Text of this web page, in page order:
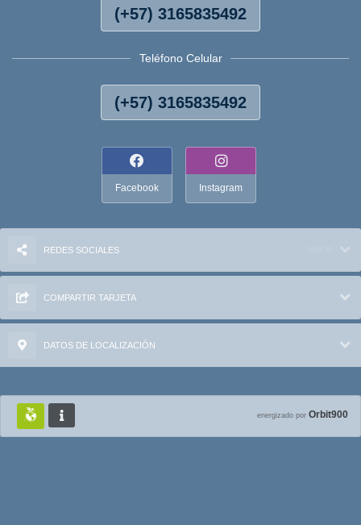
(+57) 3165835492
Teléfono Celular
(+57) 3165835492
Facebook Instagram
REDES SOCIALES
COMPARTIR TARJETA
DATOS DE LOCALIZACIÓN
energizado por Orbit900